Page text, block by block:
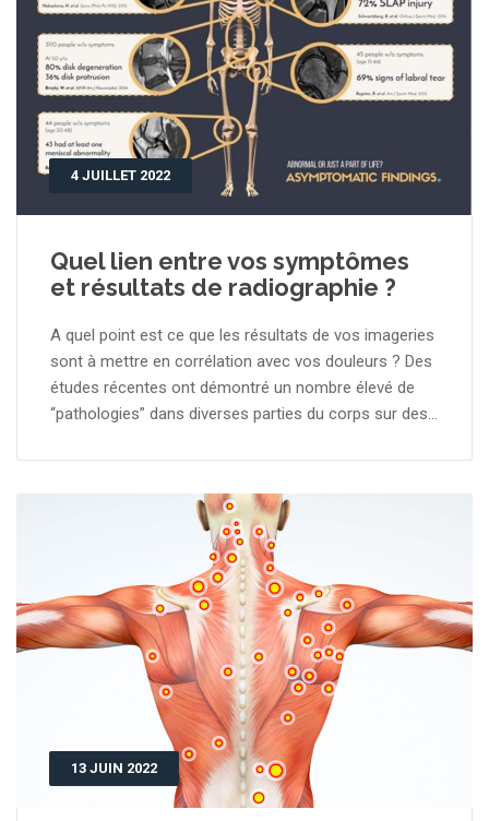
4 JUILLET 2022
Quel lien entre vos symptômes
et résultats de radiographie ?
A quel point est ce que les résultats de vos imageries
sont à mettre en corrélation avec vos douleurs ? Des
études récentes ont démontré un nombre élevé de
“pathologies” dans diverses parties du corps sur des...
13 JUIN 2022